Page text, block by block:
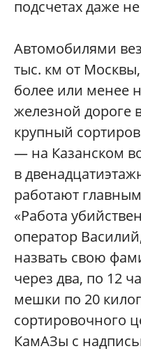
подсчетах даже
Автомобилями
тыс. км от Москвы,
более или менее
железной дороге
крупный
— на Казанском
в
работают
«Работа
оператор
назвать свою
через два, по 12
мешки по 20
сортировочного
КамАЗы с